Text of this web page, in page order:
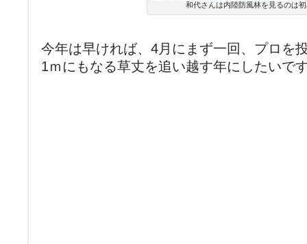
和代さんは内陸防風林を見るのは
今年は早ければ、4月にまず一回、プロを
1ｍにもなる草丈を追い越す年にしたいで